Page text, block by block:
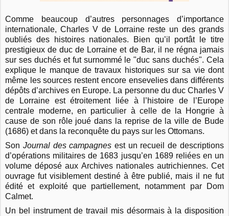
Comme beaucoup d’autres personnages d’importance
internationale, Charles V de Lorraine reste un des grands
oubliés des histoires nationales. Bien qu’il portât le titre
prestigieux de duc de Lorraine et de Bar, il ne régna jamais
sur ses duchés et fut surnommé le "duc sans duchés". Cela
explique le manque de travaux historiques sur sa vie dont
même les sources restent encore ensevelies dans différents
dépôts d’archives en Europe. La personne du duc Charles V
de Lorraine est étroitement liée à l’histoire de l’Europe
centrale moderne, en particulier à celle de la Hongrie à
cause de son rôle joué dans la reprise de la ville de Bude
(1686) et dans la reconquête du pays sur les Ottomans.
Son Journal des campagnes est un recueil de descriptions
d’opérations militaires de 1683 jusqu’en 1689 reliées en un
volume déposé aux Archives nationales autrichiennes. Cet
ouvrage fut visiblement destiné à être publié, mais il ne fut
édité et exploité que partiellement, notamment par Dom
Calmet.
Un bel instrument de travail mis désormais à la disposition